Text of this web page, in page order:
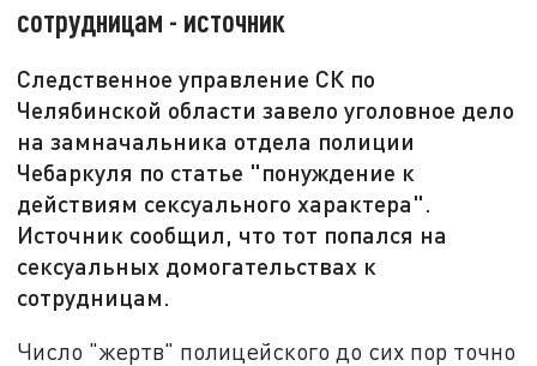
сотрудницам - источник
Следственное управление СК по
Челябинской области завело уголовное дело
на замначальника отдела полиции
Чебаркуля по статье "понуждение к
действиям сексуального характера".
Источник сообщил, что тот попался на
сексуальных домогательствах к
сотрудницам.
Число "жертв" полицейского до сих пор точно